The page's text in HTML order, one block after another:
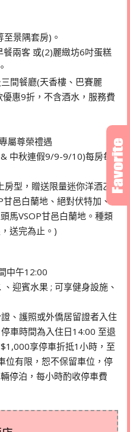
景隅套房)。
兩客 或(2)麗緻坊6吋蛋糕
間餐廳(天香樓、巴賽麗
惠9折，不含酒水，服務費
屬尊榮禮遇
中秋連假9/9-9/10)每房每
型，贈送限量迷你洋酒乙
邑白蘭地、絕對伏特加、
馬VSOP甘邑白蘭地。種類
送完為止。)
中午12:00
迎賓水果 ; 可享健身設施、
、護照或外僑居留證者入住
車時間為入住日14:00 至退
享停車折抵1小時，至
位有限，恕不保留車位，停
停泊，每小時酌收停車費